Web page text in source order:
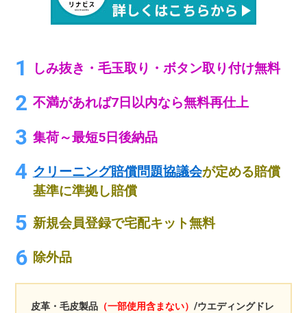
しみ抜き・毛玉取り・ボタン取り付け無料
不満があれば7日以内なら無料再仕上
集荷～最短5日後納品
クリーニング賠償問題協議会が定める賠償
基準に準拠し賠償
新規会員登録で宅配キット無料
除外品
皮革・毛皮製品 （一部使用含まない）/ウエディングドレ